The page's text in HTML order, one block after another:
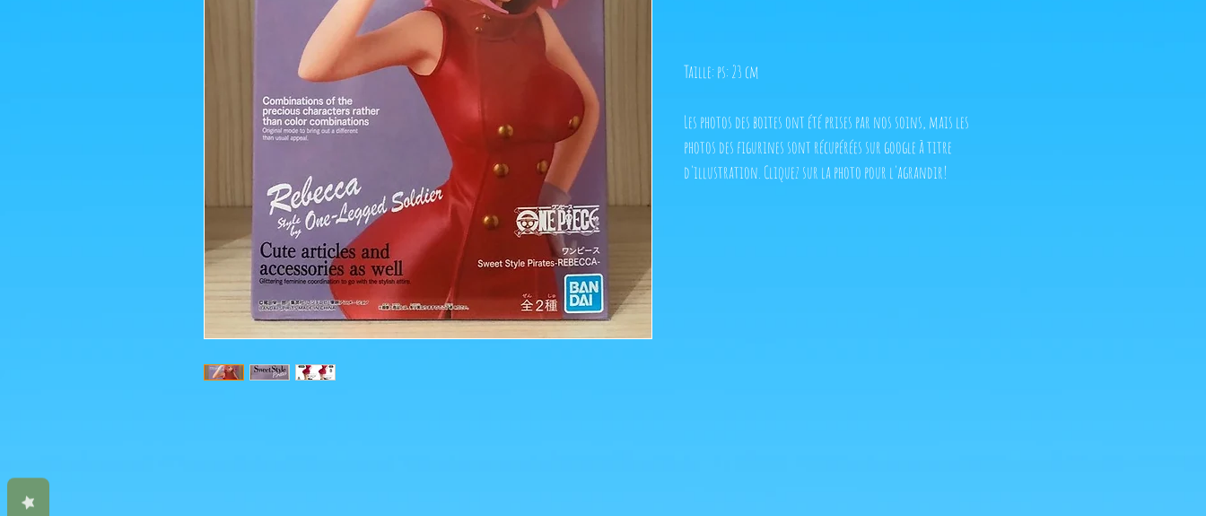
Taille: ps: 23 cm
Les photos des boites ont été prises par nos soins, mais les
photos des figurines sont récupérées sur google à titre
d'illustration. Cliquez sur la photo pour l'agrandir!